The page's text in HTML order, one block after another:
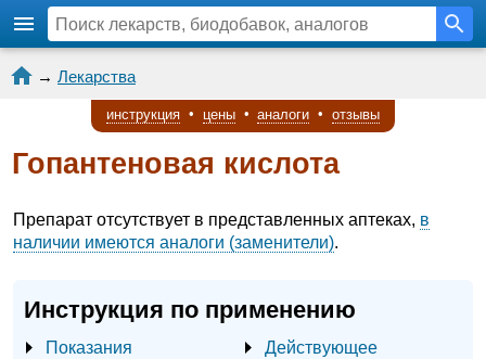
→ Лекарства
инструкция • цены • аналоги • отзывы
Гопантеновая кислота
Препарат отсутствует в представленных аптеках, в
наличии имеются аналоги (заменители).
Инструкция по применению
Показания
Действующее